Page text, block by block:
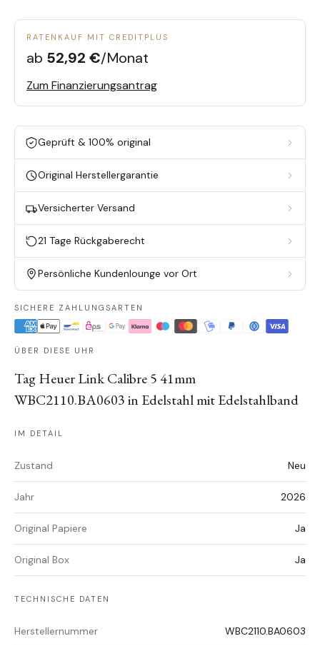
RATENKAUF MIT CREDITPLUS
ab 52,92 €/Monat
Zum Finanzierungsantrag
Geprüft & 100% original
Original Herstellergarantie
Versicherter Versand
21 Tage Rückgaberecht
Persönliche Kundenlounge vor Ort
SICHERE ZAHLUNGSARTEN
ÜBER DIESE UHR
Tag Heuer Link Calibre 5 41mm
WBC2110.BA0603 in Edelstahl mit Edelstahlband
IM DETAIL
Zustand Neu
Jahr 2026
Original Papiere Ja
Original Box Ja
TECHNISCHE DATEN
Herstellernummer WBC2110.BA0603